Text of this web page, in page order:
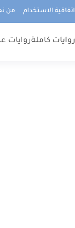
اتفاقية الاستخدام من
روايات كاملةروايات